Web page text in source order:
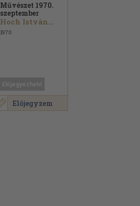
Előjegyzem
Művészet 1970.
szeptember
Hoch István...
1970